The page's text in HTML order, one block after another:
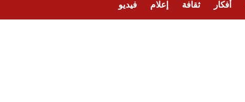
أفكار ثقافة إعلام فيديو